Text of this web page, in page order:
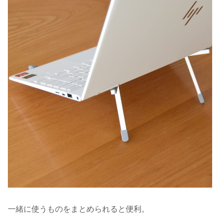
一緒に使うものをまとめられると便利。